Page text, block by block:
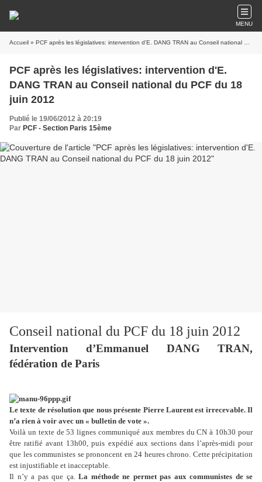
MENU
Accueil » PCF après les législatives: intervention d'E. DANG TRAN au Conseil national du PCF du 18 juin 2012
PCF après les législatives: intervention d'E.
DANG TRAN au Conseil national du PCF du 18
juin 2012
Publié le 19/06/2012 à 20:19
Par PCF - Section Paris 15ème
Conseil national du PCF du 18 juin 2012
Intervention d’Emmanuel DANG TRAN,
fédération de Paris
Le texte de résolution que nous présente Pierre Laurent est irrecevable. Il
n’a rien à voir avec un « bulletin de vote ».
Voilà un texte de 53 lignes communiqué aux membres du CN à 10h30 pour
être ratifié avant 13h00, puis expédié aux sections dans l’après-midi pour
que les communistes se prononcent en 24 heures chrono. Cette précipitation
est injustifiable et inacceptable.
Il n’y a pas que ça. La méthode ne permet pas aux communistes de se